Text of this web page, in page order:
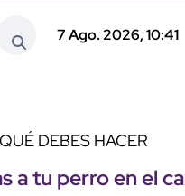
7 Ago. 2026, 10:41
DEBES HACER
a tu perro en el